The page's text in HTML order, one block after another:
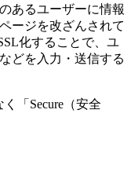
あるユーザーに情報
ージを改ざんされて
化することで、ユ
どを入力・送信する
「Secure（安全